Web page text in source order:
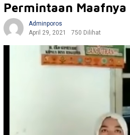
Permintaan Maafnya
Adminporos
April 29, 2021
750 Dilihat